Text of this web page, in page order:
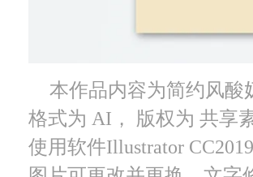
本作品内容为简约风酸
格式为 AI， 版权为 共享
使用软件Illustrator